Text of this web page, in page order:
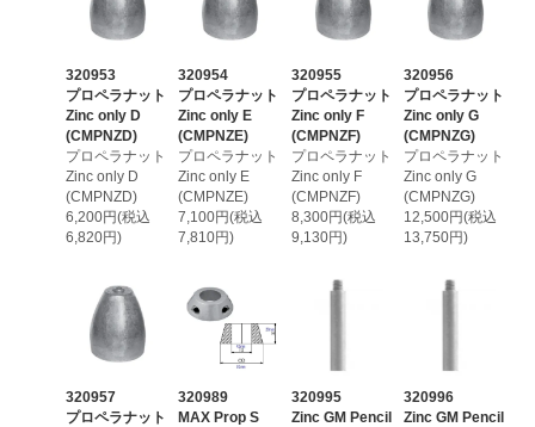
320953
プロペラナット
Zinc only D
(CMPNZD)
プロペラナット
Zinc only D
(CMPNZD)
6,200円(税込
6,820円)
320954
プロペラナット
Zinc only E
(CMPNZE)
プロペラナット
Zinc only E
(CMPNZE)
7,100円(税込
7,810円)
320955
プロペラナット
Zinc only F
(CMPNZF)
プロペラナット
Zinc only F
(CMPNZF)
8,300円(税込
9,130円)
320956
プロペラナット
Zinc only G
(CMPNZG)
プロペラナット
Zinc only G
(CMPNZG)
12,500円(税込
13,750円)
320957
プロペラナット
320989
MAX Prop S
320995
Zinc GM Pencil
320996
Zinc GM Pencil